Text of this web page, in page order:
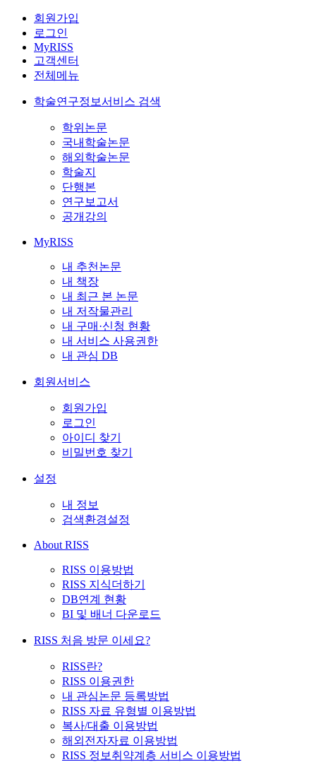
회원가입
로그인
MyRISS
고객센터
전체메뉴
학술연구정보서비스 검색
학위논문
국내학술논문
해외학술논문
학술지
단행본
연구보고서
공개강의
MyRISS
내 추천논문
내 책장
내 최근 본 논문
내 저작물관리
내 구매·신청 현황
내 서비스 사용권한
내 관심 DB
회원서비스
회원가입
로그인
아이디 찾기
비밀번호 찾기
설정
내 정보
검색환경설정
About RISS
RISS 이용방법
RISS 지식더하기
DB연계 현황
BI 및 배너 다운로드
RISS 처음 방문 이세요?
RISS란?
RISS 이용권한
내 관심논문 등록방법
RISS 자료 유형별 이용방법
복사/대출 이용방법
해외전자자료 이용방법
RISS 정보취약계층 서비스 이용방법